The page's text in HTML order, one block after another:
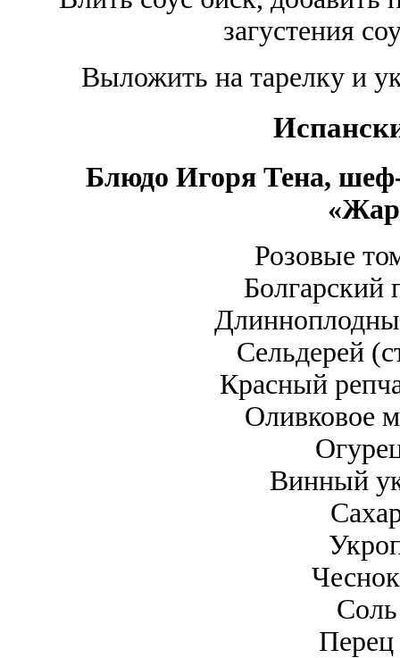
загустения
Выложить на тарелку и
Блюдо Игоря Тена,
Розовые
Болгарский
Сельдерей
Красный
Оливковое
Винный